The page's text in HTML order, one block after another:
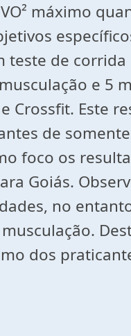
máximo
teste de
e 5
Crossfit. Este
de
foco os
Goiás.
no
dos